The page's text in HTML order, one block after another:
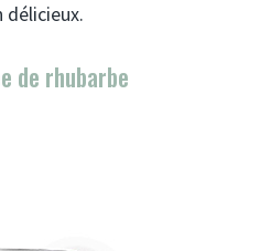
délicieux.
de rhubarbe